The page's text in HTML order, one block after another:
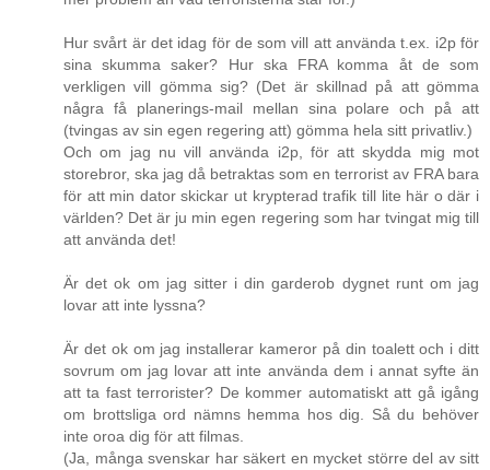
Hur svårt är det idag för de som vill att använda t.ex. i2p för
sina skumma saker? Hur ska FRA komma åt de som
verkligen vill gömma sig? (Det är skillnad på att gömma
några få planerings-mail mellan sina polare och på att
(tvingas av sin egen regering att) gömma hela sitt privatliv.)
Och om jag nu vill använda i2p, för att skydda mig mot
storebror, ska jag då betraktas som en terrorist av FRA bara
för att min dator skickar ut krypterad trafik till lite här o där i
världen? Det är ju min egen regering som har tvingat mig till
att använda det!
Är det ok om jag sitter i din garderob dygnet runt om jag
lovar att inte lyssna?
Är det ok om jag installerar kameror på din toalett och i ditt
sovrum om jag lovar att inte använda dem i annat syfte än
att ta fast terrorister? De kommer automatiskt att gå igång
om brottsliga ord nämns hemma hos dig. Så du behöver
inte oroa dig för att filmas.
(Ja, många svenskar har säkert en mycket större del av sitt